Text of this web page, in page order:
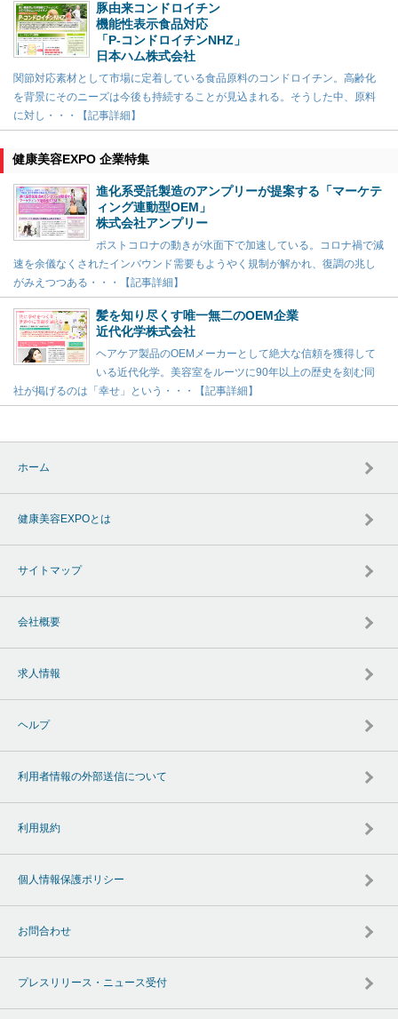
豚由来コンドロイチン
機能性表示食品対応
「P-コンドロイチンNHZ」
日本ハム株式会社
関節対応素材として市場に定着している食品原料のコンドロイチン。高齢化
を背景にそのニーズは今後も持続することが見込まれる。そうした中、原料
に対し・・・【記事詳細】
健康美容EXPO 企業特集
進化系受託製造のアンプリーが提案する「マーケテ
ィング連動型OEM」
株式会社アンプリー
ポストコロナの動きが水面下で加速している。コロナ禍で減
速を余儀なくされたインバウンド需要もようやく規制が解かれ、復調の兆し
がみえつつある・・・【記事詳細】
髪を知り尽くす唯一無二のOEM企業
近代化学株式会社
ヘアケア製品のOEMメーカーとして絶大な信頼を獲得して
いる近代化学。美容室をルーツに90年以上の歴史を刻む同
社が掲げるのは「幸せ」という・・・【記事詳細】
ホーム
健康美容EXPOとは
サイトマップ
会社概要
求人情報
ヘルプ
利用者情報の外部送信について
利用規約
個人情報保護ポリシー
お問合わせ
プレスリリース・ニュース受付